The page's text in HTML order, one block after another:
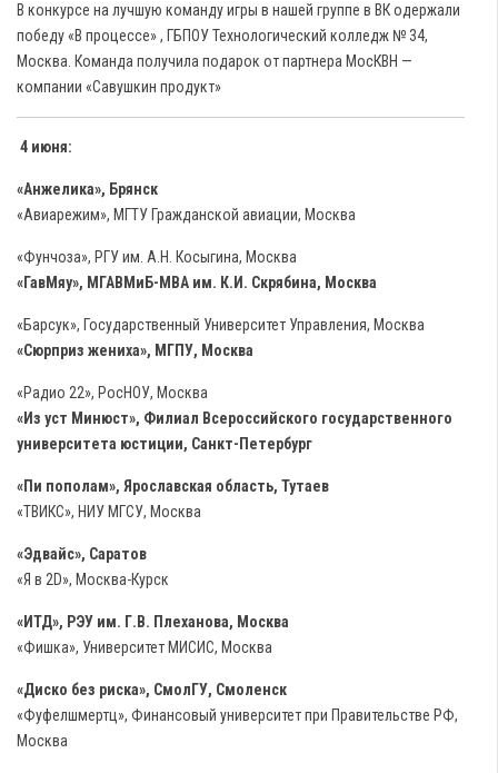
В конкурсе на лучшую команду игры в нашей группе в ВК одержали
победу «В процессе» , ГБПОУ Технологический колледж № 34,
Москва. Команда получила подарок от партнера МосКВН —
компании «Савушкин продукт»
4 июня:
«Анжелика», Брянск
«Авиарежим», МГТУ Гражданской авиации, Москва
«Фунчоза», РГУ им. А.Н. Косыгина, Москва
«ГавМяу», МГАВМиБ-МВА им. К.И. Скрябина, Москва
«Барсук», Государственный Университет Управления, Москва
«Сюрприз жениха», МГПУ, Москва
«Радио 22», РосНОУ, Москва
«Из уст Минюст», Филиал Всероссийского государственного
университета юстиции, Санкт-Петербург
«Пи пополам», Ярославская область, Тутаев
«ТВИКС», НИУ МГСУ, Москва
«Эдвайс», Саратов
«Я в 2D», Москва-Курск
«ИТД», РЭУ им. Г.В. Плеханова, Москва
«Фишка», Университет МИСИС, Москва
«Диско без риска», СмолГУ, Смоленск
«Фуфелшмертц», Финансовый университет при Правительстве РФ,
Москва